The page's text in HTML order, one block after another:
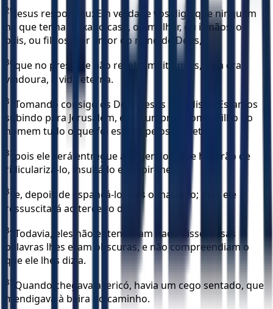
29 Jesus respondeu: Em verdade vos digo que ninguém
há que tenha deixado casa, ou mulher, ou irmãos, ou
pais, ou filhos, por amor do reino de Deus,
30 que no presente não receba muito mais, e na era
vindoura, a vida eterna.
31
Tomando consigo os Doze, Jesus lhes disse: Estamos
subindo para Jerusalém, e se cumprirá com o Filho do
homem tudo o que foi escrito pelos profetas;
32 pois ele será entregue aos gentios, que haverão de
ridicularizá-lo, insultá-lo e cuspir-lhe;
33 e, depois de espancá-lo, eles o matarão; mas ele
ressuscitará ao terceiro dia.
34 Todavia, eles não entenderam nada disso; essas
palavras lhes eram obscuras, e não compreendiam o
que ele lhes dizia.
35 Quando chegava a Jericó, havia um cego sentado, que
mendigava à beira do caminho.